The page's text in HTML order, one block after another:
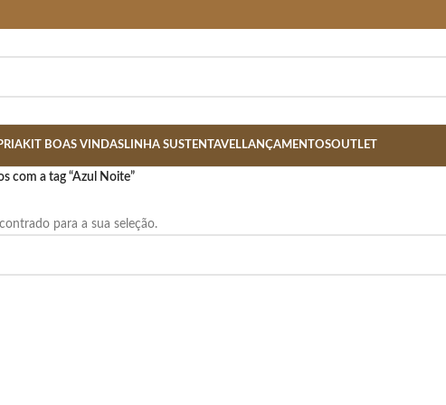
KIT BOAS VINDASLINHA SUSTENTAVELLANÇAMENTOSOUTLET
com a tag “Azul Noite”
para a sua seleção.